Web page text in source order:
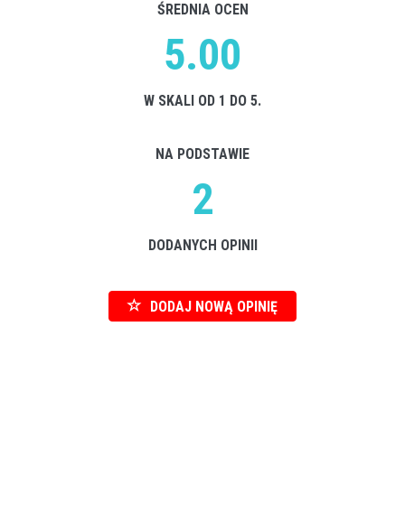
ŚREDNIA OCEN
5.00
W SKALI OD 1 DO 5.
NA PODSTAWIE
2
DODANYCH OPINII
DODAJ NOWĄ OPINIĘ